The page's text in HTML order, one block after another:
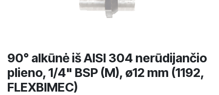
90° alkūnė iš AISI 304 nerūdijančio
plieno, 1/4" BSP (M), ø12 mm (1192,
FLEXBIMEC)